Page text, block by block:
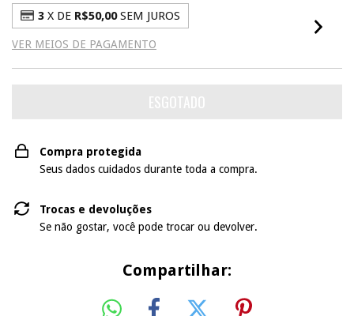
3 X DE R$50,00 SEM JUROS
VER MEIOS DE PAGAMENTO
Compra protegida
Seus dados cuidados durante toda a compra.
Trocas e devoluções
Se não gostar, você pode trocar ou devolver.
Compartilhar: